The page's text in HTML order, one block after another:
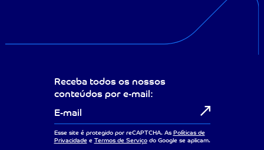
Receba todos os nossos
conteúdos por e-mail:
Esse site é protegido por reCAPTCHA. As Políticas de
Privacidadee Termos de Serviçodo Google se aplicam.